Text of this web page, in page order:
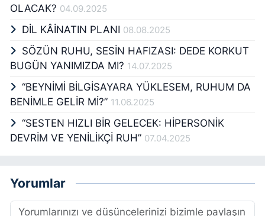
OLACAK? 04.09.2025
DİL KÂİNATIN PLANI 08.08.2025
SÖZÜN RUHU, SESİN HAFIZASI: DEDE KORKUT
BUGÜN YANIMIZDA MI? 14.07.2025
“BEYNİMİ BİLGİSAYARA YÜKLESEM, RUHUM DA
BENİMLE GELİR Mİ?” 11.06.2025
“SESTEN HIZLI BİR GELECEK: HİPERSONİK
DEVRİM VE YENİLİKÇİ RUH” 07.04.2025
Yorumlar